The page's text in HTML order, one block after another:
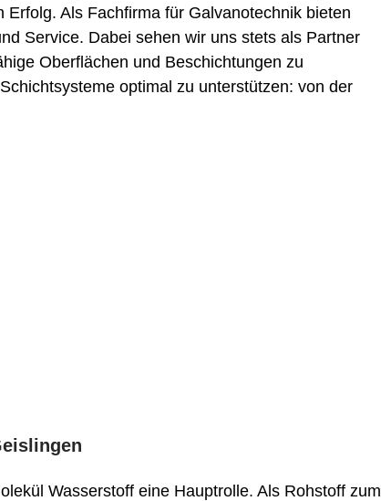
Als Fachfirma für Galvanotechnik bieten
Service. Dabei sehen wir uns stets als Partner
Oberflächen und Beschichtungen zu
optimal zu unterstützen: von der
Wasserstoff eine Hauptrolle. Als Rohstoff zum